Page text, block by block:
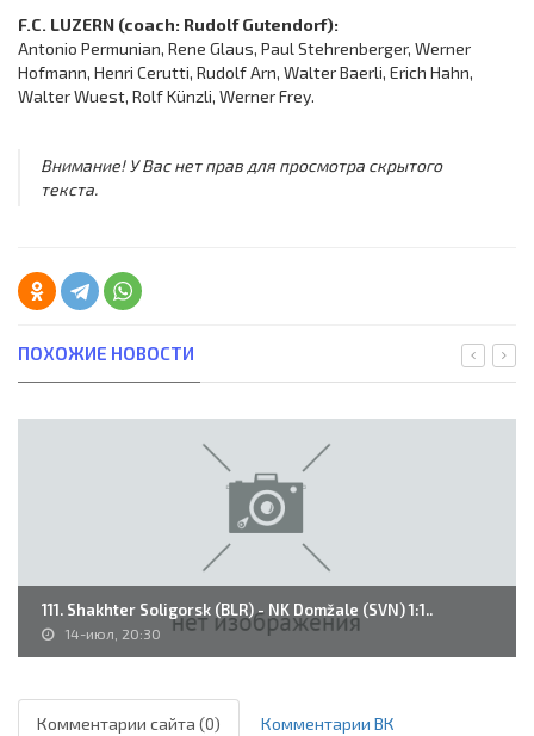
F.C. LUZERN (coach: Rudolf Gutendorf):
Antonio Permunian, Rene Glaus, Paul Stehrenberger, Werner
Hofmann, Henri Cerutti, Rudolf Arn, Walter Baerli, Erich Hahn,
Walter Wuest, Rolf Künzli, Werner Frey.
Внимание! У Вас нет прав для просмотра скрытого
текста.
ПОХОЖИЕ НОВОСТИ
111. Shakhter Soligorsk (BLR) - NK Domžale (SVN) 1:1..
14-июл, 20:30
Комментарии сайта (0) Комментарии ВК